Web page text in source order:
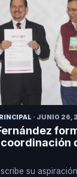
· JUNIO 26,
su